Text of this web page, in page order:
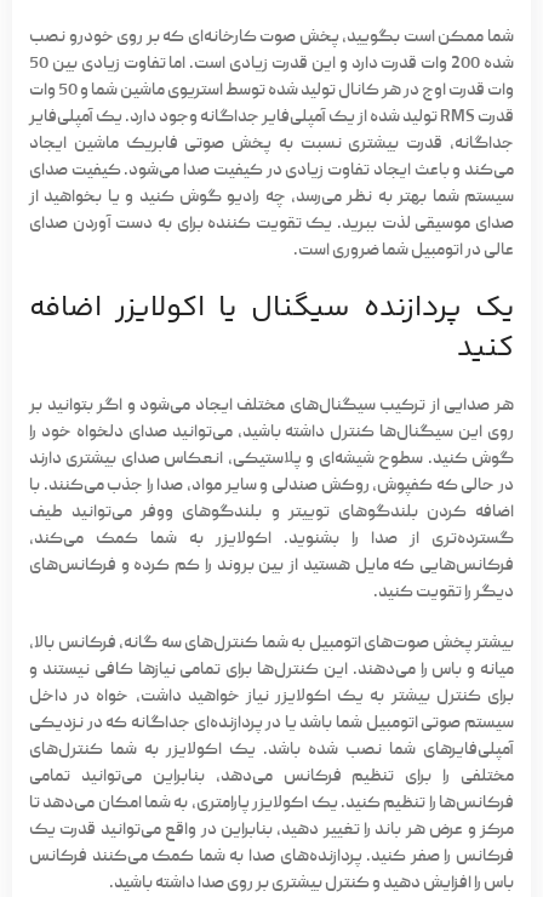
شما ممکن است بگویید، پخش صوت کارخانه‌ای که بر روی خودرو نصب
شده 200 وات قدرت دارد و این قدرت زیادی است. اما تفاوت زیادی بین 50
وات قدرت اوج در هر کانال تولید شده توسط استریوی ماشین شما و 50 وات
قدرت RMS تولید شده از یک آمپلی‌فایر جداگانه وجود دارد. یک
آمپلی‌فایر
جداگانه، قدرت بیشتری نسبت به پخش صوتی فابریک ماشین ایجاد
می‌کند و باعث ایجاد تفاوت زیادی در کیفیت صدا می‌شود. کیفیت صدای
سیستم شما بهتر به نظر می‌رسد، چه رادیو گوش کنید و یا بخواهید از
صدای موسیقی لذت ببرید. یک تقویت کننده برای به دست آوردن صدای
عالی در اتومبیل شما ضروری است.
یک پردازنده سیگنال یا اکولایزر اضافه
کنید
هر صدایی از ترکیب سیگنال‌های مختلف ایجاد می‌شود و اگر بتوانید بر
روی این سیگنال‌ها کنترل داشته باشید، می‌توانید صدای دلخواه خود را
گوش کنید. سطوح شیشه‌ای و پلاستیکی، انعکاس صدای بیشتری دارند
در حالی که کفپوش، روکش صندلی و سایر مواد، صدا را جذب می‌کنند. با
اضافه کردن بلندگوهای توییتر و بلندگوهای ووفر می‌توانید طیف
گسترده‌تری از صدا را بشنوید. اکولایزر به شما کمک می‌کند،
فرکانس‌هایی که مایل هستید از بین بروند را کم کرده و فرکانس‌های
دیگر را تقویت کنید.
بیشتر پخش صوت‌های اتومبیل به شما کنترل‌های سه گانه، فرکانس بالا،
میانه و باس را می‌دهند. این کنترل‌ها برای تمامی نیازها کافی نیستند و
برای کنترل بیشتر به یک اکولایزرنیاز خواهید داشت، خواه در داخل
سیستم صوتی اتومبیل شما باشد یا در پردازنده‌ای جداگانه که در نزدیکی
آمپلی‌فایرهای شما نصب شده باشد. یک اکولایزر به شما کنترل‌های
مختلفی را برای تنظیم فرکانس می‌دهد، بنابراین می‌توانید تمامی
فرکانس‌ها را تنظیم کنید. یک اکولایزر پارامتری، به شما امکان می‌دهد تا
مرکز و عرض هر باند را تغییر دهید، بنابراین در واقع می‌توانید قدرت یک
فرکانس را صفر کنید. پردازنده‌های صدا به شما کمک می‌کنند فرکانس
باس را افزایش دهید و کنترل بیشتری بر روی صدا داشته باشید.